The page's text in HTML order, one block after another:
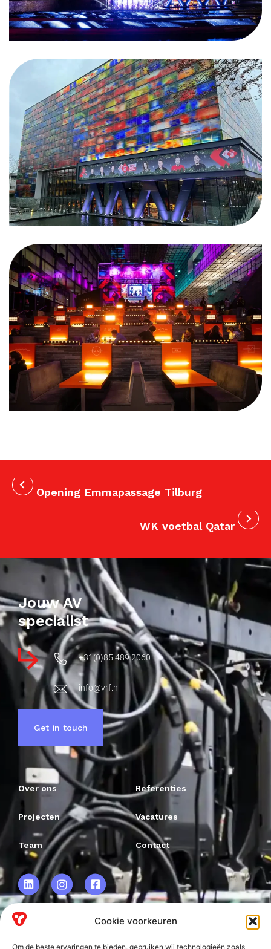
Cookie voorkeuren
Om de beste ervaringen te bieden, gebruiken wij technologieën zoals
Opening Emmapassage Tilburg
WK voetbal Qatar
Jouw AV
specialist
+31(0)85 489 2060
info@vrf.nl
Get in touch
Over ons Referenties
Projecten Vacatures
Team Contact